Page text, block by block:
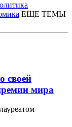
ЕЩЕ ТЕМЫ
своей
мира